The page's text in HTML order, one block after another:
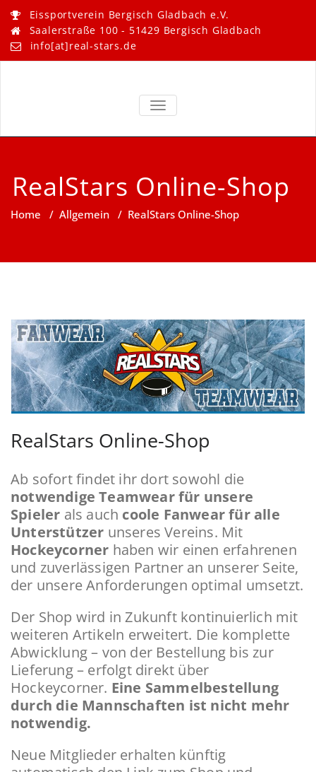
content
Eissportverein Bergisch Gladbach e.V.
Saalerstraße 100 - 51429 Bergisch Gladbach
info[at]real-stars.de
Real Stars –
TOGGLE NAVIGATION
RealStars Online-Shop
Home / Allgemein / RealStars Online-Shop
RealStars Online-Shop
Ab sofort findet ihr dort sowohl die
notwendige Teamwear für unsere
Spieler als auch coole Fanwear für alle
Unterstützer unseres Vereins. Mit
Hockeycorner haben wir einen erfahrenen
und zuverlässigen Partner an unserer Seite,
der unsere Anforderungen optimal umsetzt.
Der Shop wird in Zukunft kontinuierlich mit
weiteren Artikeln erweitert. Die komplette
Abwicklung – von der Bestellung bis zur
Lieferung – erfolgt direkt über
Hockeycorner. Eine Sammelbestellung
durch die Mannschaften ist nicht mehr
notwendig.
Neue Mitglieder erhalten künftig